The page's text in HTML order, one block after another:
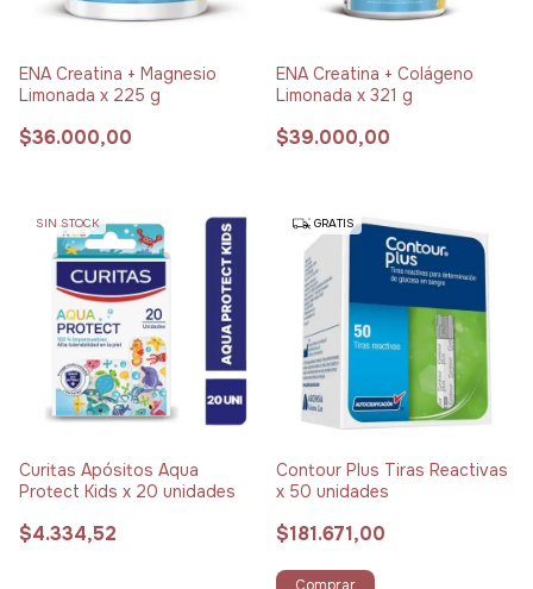
ENA Creatina + Magnesio
Limonada x 225 g
$36.000,00
ENA Creatina + Colágeno
Limonada x 321 g
$39.000,00
SIN STOCK
Curitas Apósitos Aqua
Protect Kids x 20 unidades
$4.334,52
GRATIS
Contour Plus Tiras Reactivas
x 50 unidades
$181.671,00